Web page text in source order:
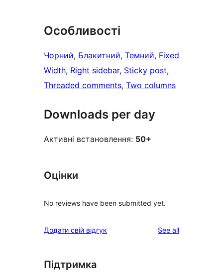
Особливості
Чорний, Блакитний, Темний, Fixed
Width, Right sidebar, Sticky post
Threaded comments, Two columns
Downloads per day
Активні встановлення: 50+
Оцінки
No reviews have been submitted yet.
Додати свій відгук See allreviews
Підтримка